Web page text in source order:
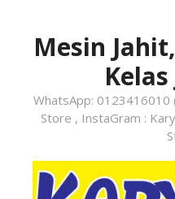
contentMesin
WhatsApp: 0123416010
Store , InstaGram :